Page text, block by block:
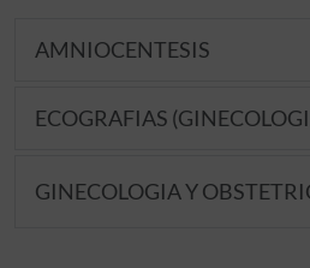
AMNIOCENTESIS
ECOGRAFIAS
GINECOLOGIA Y